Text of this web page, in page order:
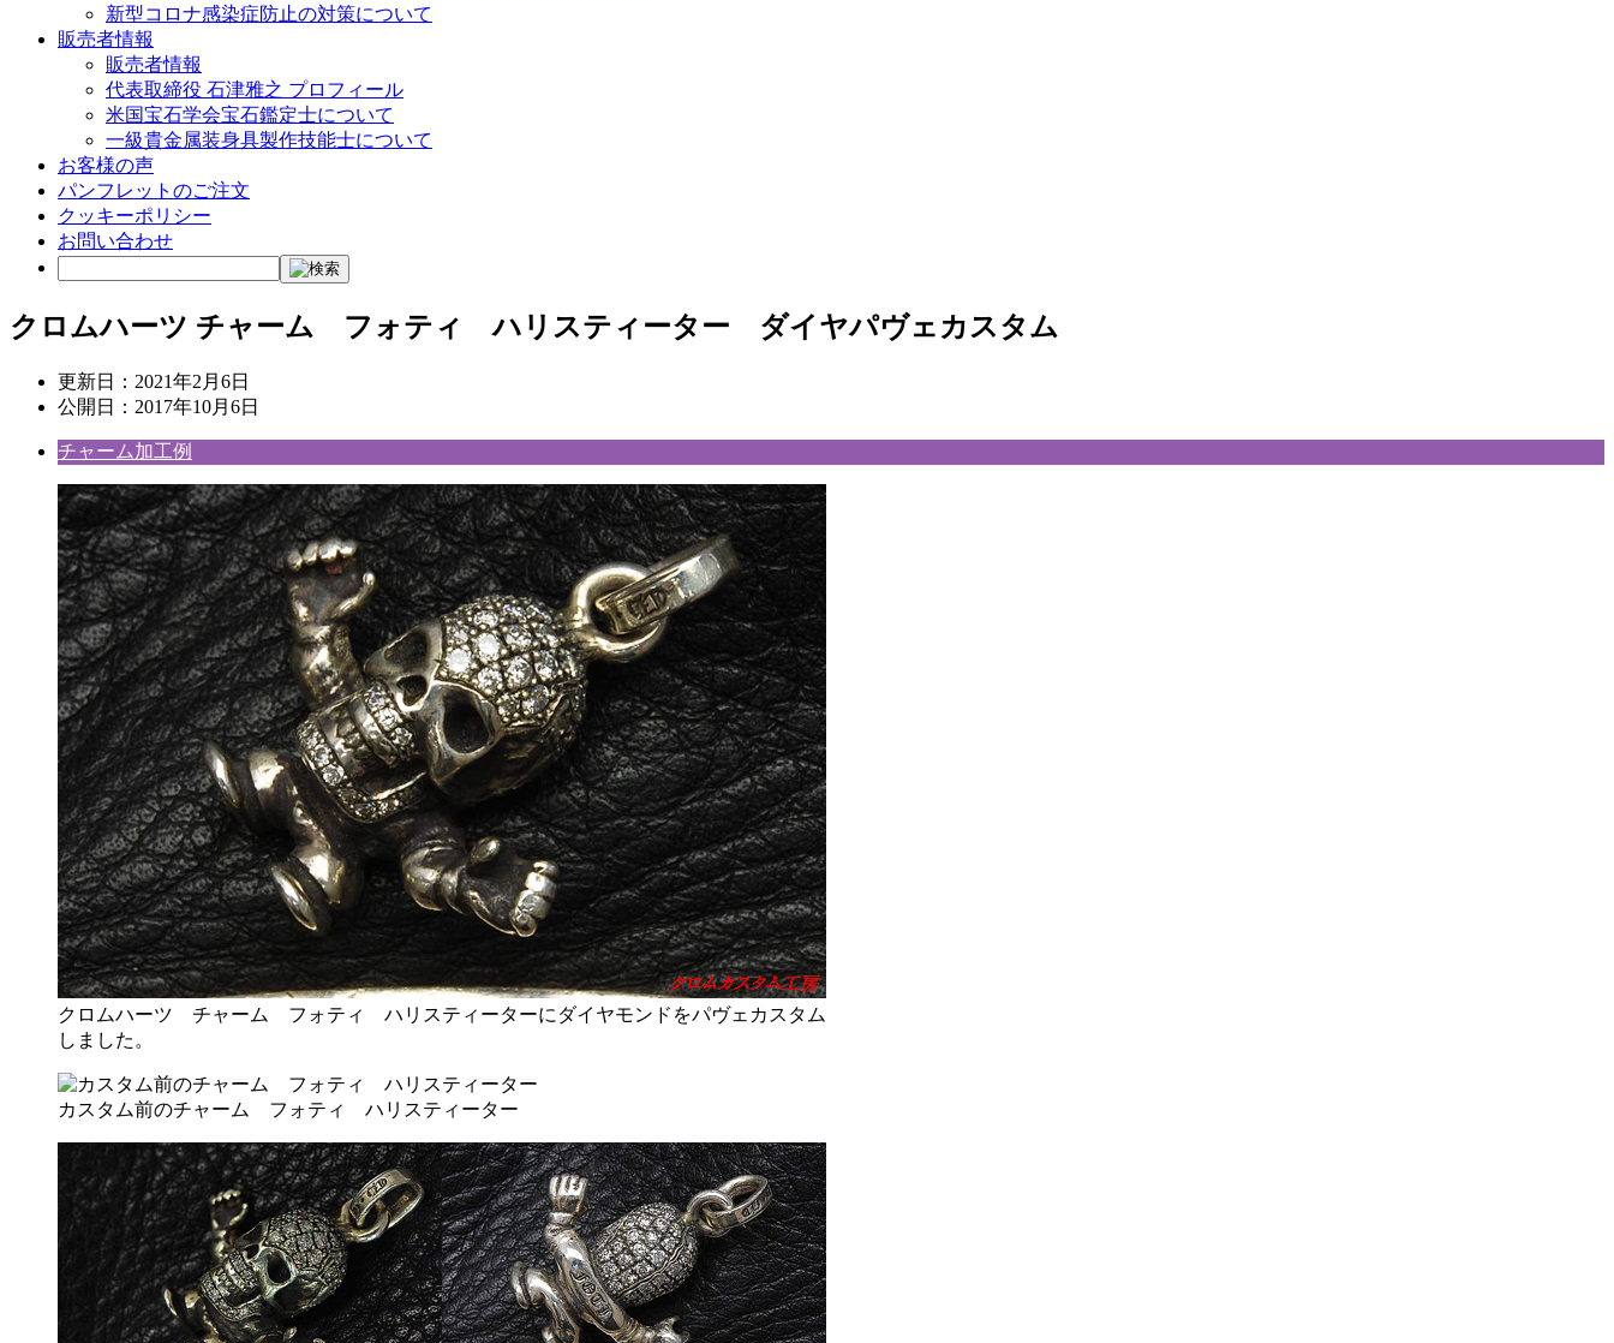
新型コロナ感染症防止の対策について
販売者情報
販売者情報
代表取締役 石津雅之 プロフィール
米国宝石学会宝石鑑定士について
一級貴金属装身具製作技能士について
お客様の声
パンフレットのご注文
クッキーポリシー
お問い合わせ
クロムハーツ チャーム フォティ ハリスティーター ダイヤパヴェカスタム
更新日： 2021年2月6日
公開日： 2017年10月6日
チャーム加工例
クロムハーツ チャーム フォティ ハリスティーターにダイヤモンドをパヴェカスタム
しました。
カスタム前のチャーム フォティ ハリスティーター